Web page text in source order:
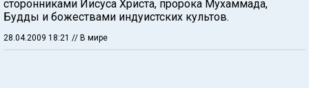
сторонниками Иисуса Христа, пророка Мухаммада,
Будды и божествами индуистских культов.
28.04.2009 18:21 // В мире